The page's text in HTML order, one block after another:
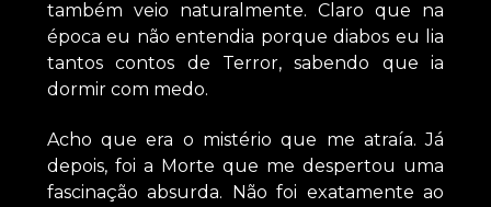
também veio naturalmente. Claro que na
época eu não entendia porque diabos eu lia
tantos contos de Terror, sabendo que ia
dormir com medo.
Acho que era o mistério que me atraía. Já
depois, foi a Morte que me despertou uma
fascinação absurda. Não foi exatamente ao